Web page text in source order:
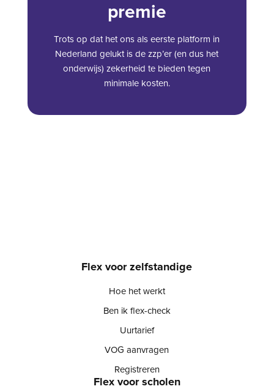
premie
Trots op dat het ons als eerste platform in
Nederland gelukt is de zzp’er (en dus het
onderwijs) zekerheid te bieden tegen
minimale kosten.
Flex voor zelfstandige
Hoe het werkt
Ben ik flex-check
Uurtarief
VOG aanvragen
Registreren
Flex voor scholen